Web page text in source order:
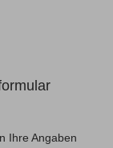
Ihre Angaben